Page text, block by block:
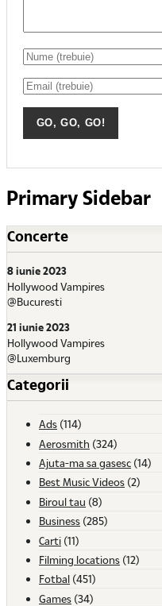
Primary Sidebar
Concerte
8 iunie 2023
Hollywood Vampires
@Bucuresti
21 iunie 2023
Hollywood Vampires
@Luxemburg
Categorii
Ads (114)
Aerosmith (324)
Ajuta-ma sa gasesc (14)
Best Music Videos (2)
Biroul tau (8)
Business (285)
Carti (11)
Filming locations (12)
Fotbal (451)
Games (34)